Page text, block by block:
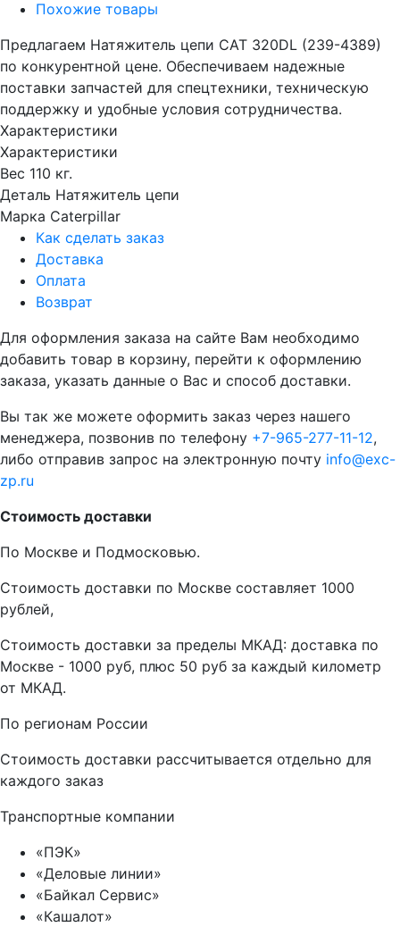
Похожие товары
Предлагаем Натяжитель цепи CAT 320DL (239-4389)
по конкурентной цене. Обеспечиваем надежные
поставки запчастей для спецтехники, техническую
поддержку и удобные условия сотрудничества.
Характеристики
Характеристики
Вес 110 кг.
Деталь Натяжитель цепи
Марка Caterpillar
Как сделать заказ
Доставка
Оплата
Возврат
Для оформления заказа на сайте Вам необходимо
добавить товар в корзину, перейти к оформлению
заказа, указать данные о Вас и способ доставки.
Вы так же можете оформить заказ через нашего
менеджера, позвонив по телефону +7-965-277-11-12,
либо отправив запрос на электронную почту info@exc-
zp.ru
Стоимость доставки
По Москве и Подмосковью.
Стоимость доставки по Москве составляет 1000
рублей,
Стоимость доставки за пределы МКАД: доставка по
Москве - 1000 руб, плюс 50 руб за каждый километр
от МКАД.
По регионам России
Стоимость доставки рассчитывается отдельно для
каждого заказ
Транспортные компании
«ПЭК»
«Деловые линии»
«Байкал Сервис»
«Кашалот»